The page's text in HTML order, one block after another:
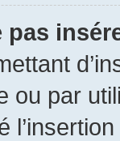
par